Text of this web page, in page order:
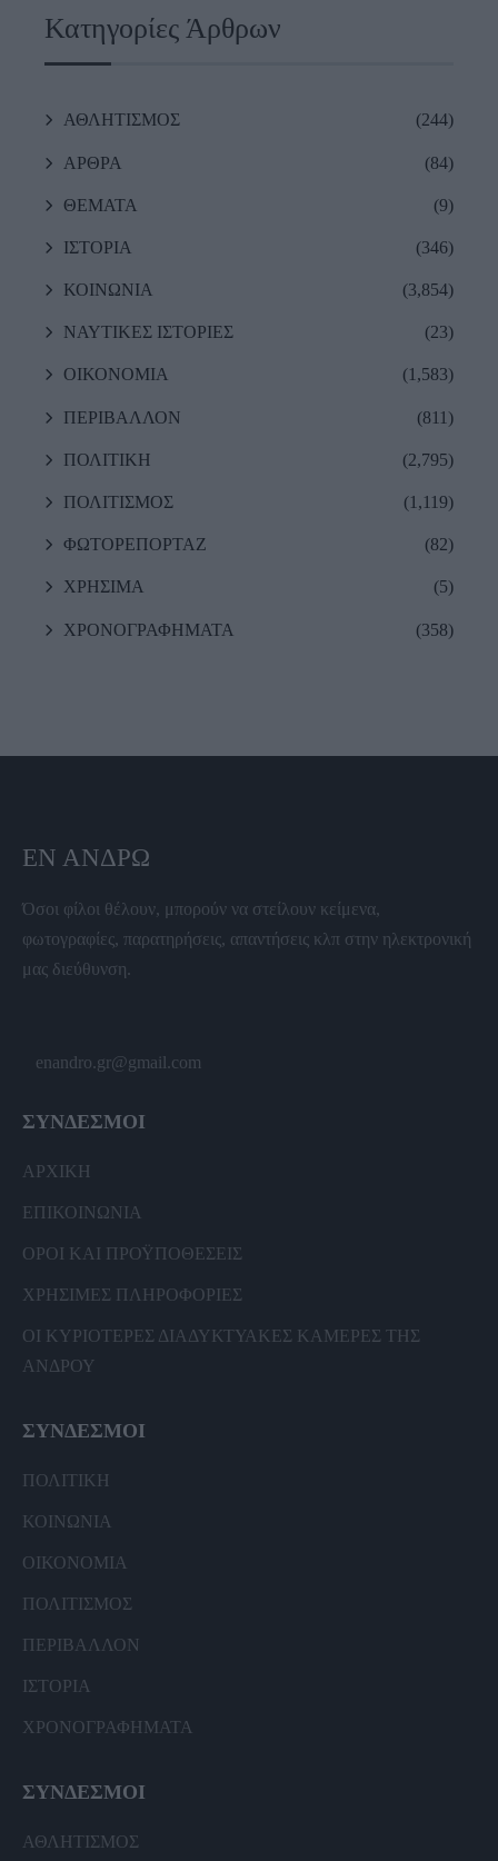
Κατηγορίες Άρθρων
ΑΘΛΗΤΙΣΜΟΣ (244)
ΑΡΘΡΑ (84)
ΘΕΜΑΤΑ (9)
ΙΣΤΟΡΙΑ (346)
ΚΟΙΝΩΝΙΑ (3,854)
ΝΑΥΤΙΚΕΣ ΙΣΤΟΡΙΕΣ (23)
ΟΙΚΟΝΟΜΙΑ (1,583)
ΠΕΡΙΒΑΛΛΟΝ (811)
ΠΟΛΙΤΙΚΗ (2,795)
ΠΟΛΙΤΙΣΜΟΣ (1,119)
ΦΩΤΟΡΕΠΟΡΤΑΖ (82)
ΧΡΗΣΙΜΑ (5)
ΧΡΟΝΟΓΡΑΦΗΜΑΤΑ (358)
ΕΝ ΆΝΔΡΩ
Όσοι φίλοι θέλουν, μπορούν να στείλουν κείμενα,
φωτογραφίες, παρατηρήσεις, απαντήσεις κλπ στην ηλεκτρονική
μας διεύθυνση.
enandro.gr@gmail.com
ΣΥΝΔΕΣΜΟΙ
ΑΡΧΙΚΗ
ΕΠΙΚΟΙΝΩΝΙΑ
ΟΡΟΙ ΚΑΙ ΠΡΟΫΠΟΘΕΣΕΙΣ
ΧΡΗΣΙΜΕΣ ΠΛΗΡΟΦΟΡΙΕΣ
ΟΙ ΚΥΡΙΟΤΕΡΕΣ ΔΙΑΔΥΚΤΥΑΚΕΣ ΚΑΜΕΡΕΣ ΤΗΣ
ΑΝΔΡΟΥ
ΣΥΝΔΕΣΜΟΙ
ΠΟΛΙΤΙΚΗ
ΚΟΙΝΩΝΙΑ
ΟΙΚΟΝΟΜΙΑ
ΠΟΛΙΤΙΣΜΟΣ
ΠΕΡΙΒΑΛΛΟΝ
ΙΣΤΟΡΙΑ
ΧΡΟΝΟΓΡΑΦΗΜΑΤΑ
ΣΥΝΔΕΣΜΟΙ
ΑΘΛΗΤΙΣΜΟΣ